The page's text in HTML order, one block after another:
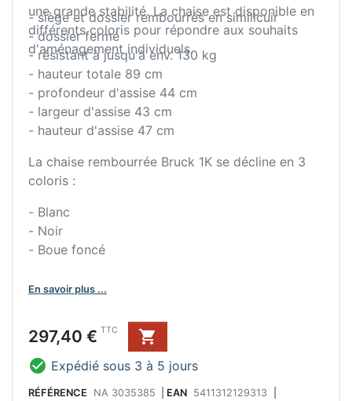
une grande stabilité. La chaise est disponible en
différents coloris pour répondre aux souhaits
d'aménagement individuels.
- siège et dossier rembourrés en similicuir
- dossier fermé
- résistant à jusqu'à env. 130 kg
- hauteur totale 89 cm
- profondeur d'assise 44 cm
- largeur d'assise 43 cm
- hauteur d'assise 47 cm
La chaise rembourrée Bruck 1K se décline en 3
coloris :
- Blanc
- Noir
- Boue foncé
En savoir plus ...
Prix
297,40 € TTC

 Expédié sous 3 à 5 jours
RÉFÉRENCE NA 3035385 EAN 5411312129313